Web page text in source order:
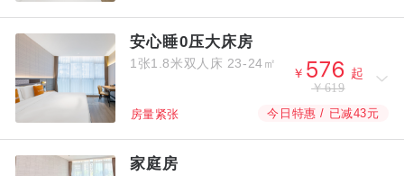
安心睡0压大床房
1张1.8米双人床 23-24㎡
￥   起
￥619
房量紧张 今日特惠 / 已减43元
家庭房